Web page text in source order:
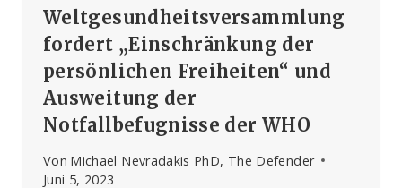
Weltgesundheitsversammlung
fordert „Einschränkung der
persönlichen Freiheiten“ und
Ausweitung der
Notfallbefugnisse der WHO
Von Michael Nevradakis PhD, The Defender
Juni 5, 2023